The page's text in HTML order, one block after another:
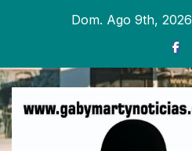
Dom. Ago 9th, 2026